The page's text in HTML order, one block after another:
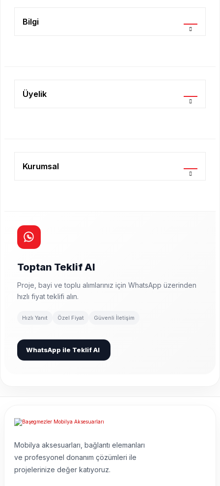
Bilgi
Üyelik
Kurumsal
Toptan Teklif Al
Proje, bayi ve toplu alımlarınız için WhatsApp üzerinden
hızlı fiyat teklifi alın.
Hızlı Yanıt Özel Fiyat Güvenli İletişim
WhatsApp ile Teklif Al
Mobilya aksesuarları, bağlantı elemanları
ve profesyonel donanım çözümleri ile
projelerinize değer katıyoruz.